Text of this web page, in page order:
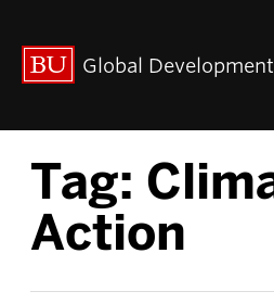
关于我们
联系我们
Paul Streeten 讲座
中心架构
数据资源
Global
Tag:
Action